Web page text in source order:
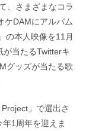
、さまざまなコラ
ケDAMにアルバム
の本人映像を11月
が当たるTwitterキ
グッズが当たる歌
」で選出さ
1周年を迎えま